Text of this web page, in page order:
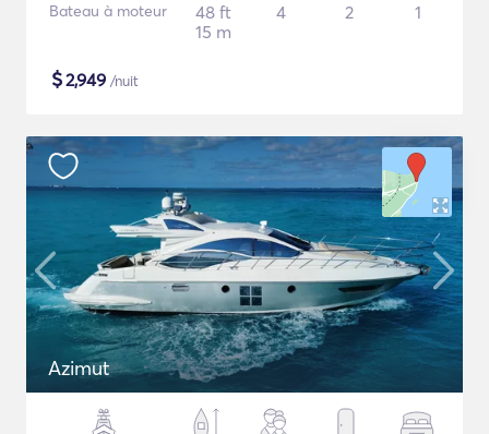
Bateau à moteur
48 ft
15 m
4 2 1
$2,949 /nuit
Azimut